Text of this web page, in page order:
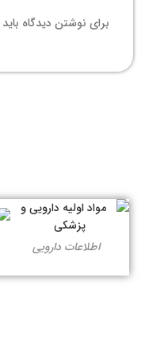
برای نوشتن دیدگاه باید
اطلاعات دارویی